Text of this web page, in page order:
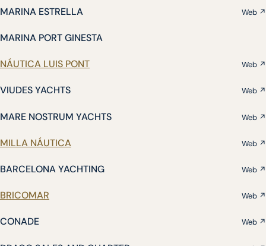
MARINA ESTRELLA Web ↗
MARINA PORT GINESTA
NÁUTICA LUIS PONT Web ↗
VIUDES YACHTS Web ↗
MARE NOSTRUM YACHTS Web ↗
MILLA NÁUTICA Web ↗
BARCELONA YACHTING Web ↗
BRICOMAR Web ↗
CONADE Web ↗